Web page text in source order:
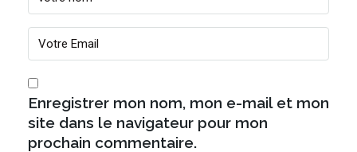
Enregistrer mon nom, mon e-mail et mon
site dans le navigateur pour mon
prochain commentaire.